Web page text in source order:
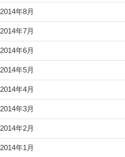
2014年8月
2014年7月
2014年6月
2014年5月
2014年4月
2014年3月
2014年2月
2014年1月